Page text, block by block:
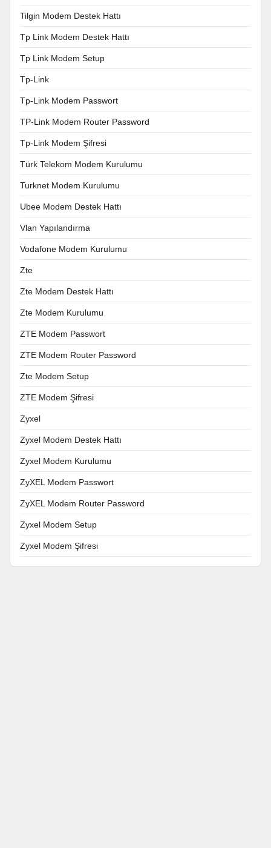
Tilgin Modem Destek Hattı
Tp Link Modem Destek Hattı
Tp Link Modem Setup
Tp-Link
Tp-Link Modem Passwort
TP-Link Modem Router Password
Tp-Link Modem Şifresi
Türk Telekom Modem Kurulumu
Turknet Modem Kurulumu
Ubee Modem Destek Hattı
Vlan Yapılandırma
Vodafone Modem Kurulumu
Zte
Zte Modem Destek Hattı
Zte Modem Kurulumu
ZTE Modem Passwort
ZTE Modem Router Password
Zte Modem Setup
ZTE Modem Şifresi
Zyxel
Zyxel Modem Destek Hattı
Zyxel Modem Kurulumu
ZyXEL Modem Passwort
ZyXEL Modem Router Password
Zyxel Modem Setup
Zyxel Modem Şifresi